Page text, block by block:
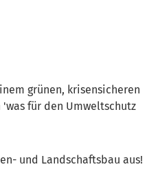
grünen, krisensicheren
für den Umweltschutz
und Landschaftsbau aus!